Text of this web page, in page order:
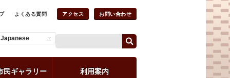
よくある質問 アクセス お問い合わせ
Japanese
民ギャラリー 利用案内